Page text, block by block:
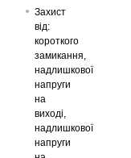
Захист
від:
короткого
замикання,
надлишкової
напруги
на
виході,
надлишкової
напруги